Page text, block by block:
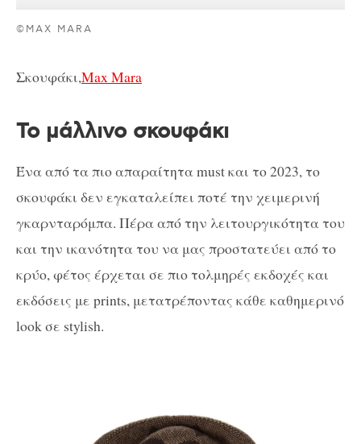
©MAX MARA
Σκουφάκι,Max Mara
Το μάλλινο σκουφάκι
Ένα από τα πιο απαραίτητα must και το 2023, το
σκουφάκι δεν εγκαταλείπει ποτέ την χειμερινή
γκαρνταρόμπα. Πέρα από την λειτουργικότητα του
και την ικανότητα του να μας προστατεύει από το
κρύο, φέτος έρχεται σε πιο τολμηρές εκδοχές και
εκδόσεις με prints, μετατρέποντας κάθε καθημερινό
look σε stylish.